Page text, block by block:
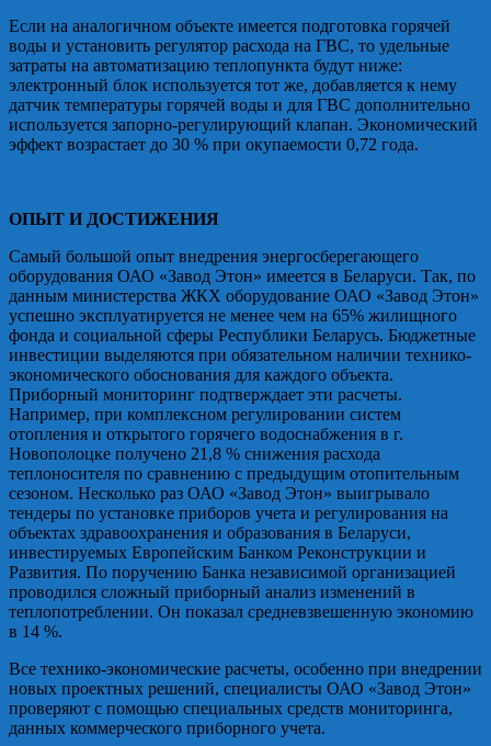
Если на аналогичном объекте имеется подготовка горячей
воды и установить регулятор расхода на ГВС, то удельные
затраты на автоматизацию теплопункта будут ниже:
электронный блок используется тот же, добавляется к нему
датчик температуры горячей воды и для ГВС дополнительно
используется запорно-регулирующий клапан. Экономический
эффект возрастает до 30 % при окупаемости 0,72 года.
ОПЫТ И ДОСТИЖЕНИЯ
Самый большой опыт внедрения энергосберегающего
оборудования ОАО «Завод Этон» имеется в Беларуси. Так, по
данным министерства ЖКХ оборудование ОАО «Завод Этон»
успешно эксплуатируется не менее чем на 65% жилищного
фонда и социальной сферы Республики Беларусь. Бюджетные
инвестиции выделяются при обязательном наличии технико-
экономического обоснования для каждого объекта.
Приборный мониторинг подтверждает эти расчеты.
Например, при комплексном регулировании систем
отопления и открытого горячего водоснабжения в г.
Новополоцке получено 21,8 % снижения расхода
теплоносителя по сравнению с предыдущим отопительным
сезоном. Несколько раз ОАО «Завод Этон» выигрывало
тендеры по установке приборов учета и регулирования на
объектах здравоохранения и образования в Беларуси,
инвестируемых Европейским Банком Реконструкции и
Развития. По поручению Банка независимой организацией
проводился сложный приборный анализ изменений в
теплопотреблении. Он показал средневзвешенную экономию
в 14 %.
Все технико-экономические расчеты, особенно при внедрении
новых проектных решений, специалисты ОАО «Завод Этон»
проверяют с помощью специальных средств мониторинга,
данных коммерческого приборного учета.